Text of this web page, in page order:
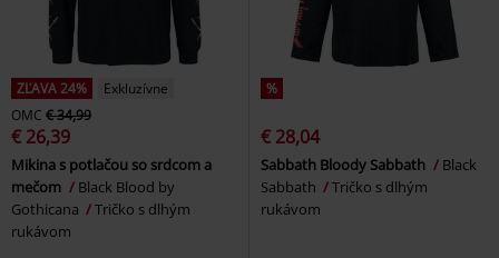
ZĽAVA 24%
Exkluzívne
OMC € 34,99
€ 26,39
Mikina s potlačou so srdcom a
mečom
Black Blood by
Gothicana
Tričko s dlhým
rukávom
%
€ 28,04
Sabbath Bloody Sabbath
Black
Sabbath
Tričko s dlhým
rukávom